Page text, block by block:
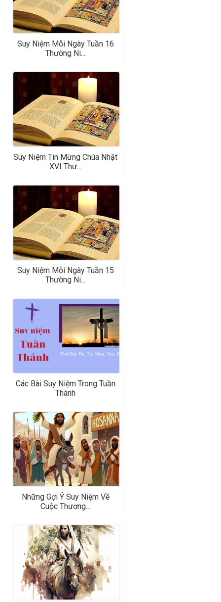
Suy Niệm Mỗi Ngày Tuần 16
Thường Ni...
Suy Niệm Tin Mừng Chúa Nhật
XVI Thư...
Suy Niệm Mỗi Ngày Tuần 15
Thường Ni...
Các Bài Suy Niệm Trong Tuần
Thánh
Những Gợi Ý Suy Niệm Về
Cuộc Thương...